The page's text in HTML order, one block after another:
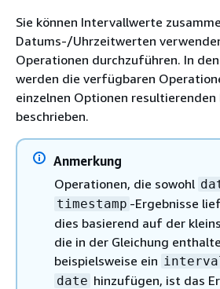
Sie können Intervallwerte
Datums-/Uhrzeitwerten
Operationen durchzuführen. In
werden die verfügbaren
einzelnen Optionen
beschrieben.
Anmerkung
Operationen, die sowohl
timestamp -Ergebnisse
dies basierend auf der
die in der Gleichung
beispielsweise ein
date hinzufügen, ist das